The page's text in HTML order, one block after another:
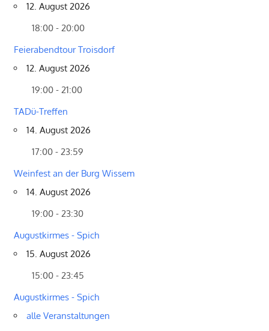
12. August 2026
18:00 - 20:00
Feierabendtour Troisdorf
12. August 2026
19:00 - 21:00
TADü-Treffen
14. August 2026
17:00 - 23:59
Weinfest an der Burg Wissem
14. August 2026
19:00 - 23:30
Augustkirmes - Spich
15. August 2026
15:00 - 23:45
Augustkirmes - Spich
alle Veranstaltungen